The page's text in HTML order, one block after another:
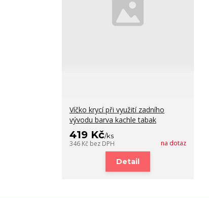
Víčko krycí při využití zadního
vývodu barva kachle tabak
419 Kč/ks
346 Kč bez DPH na dotaz
Detail